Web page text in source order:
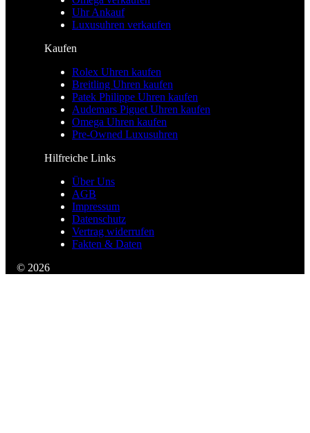
Uhr Ankauf
Luxusuhren verkaufen
Kaufen
Rolex Uhren kaufen
Breitling Uhren kaufen
Patek Philippe Uhren kaufen
Audemars Piguet Uhren kaufen
Omega Uhren kaufen
Pre-Owned Luxusuhren
Hilfreiche Links
Über Uns
AGB
Impressum
Datenschutz
Vertrag widerrufen
Fakten & Daten
© 2026